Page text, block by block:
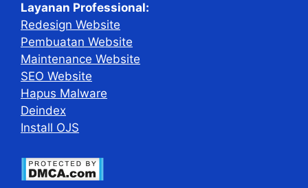
Layanan Professional:
Redesign Website
Pembuatan Website
Maintenance Website
SEO Website
Hapus Malware
Deindex
Install OJS